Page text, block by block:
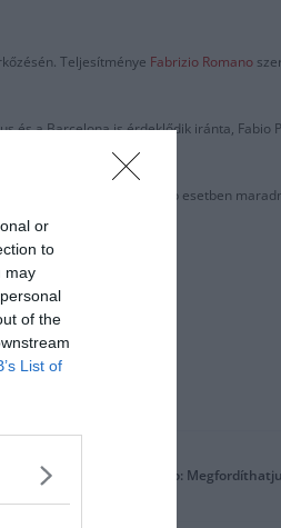
or
to
may
of the
List of
Teljesítménye Fabrizio Romano
és a Barcelona is érdeklődik iránta, Fabio
akarja adni. Minden egyéb esetben
Cristiano Ronaldo: